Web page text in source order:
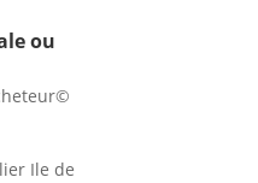
ou
Ile de